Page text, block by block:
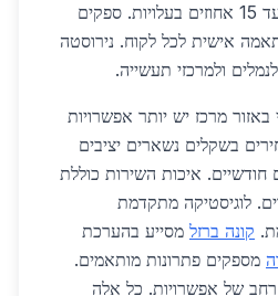
מרכז מוביל בחיסכון של עד 15 אחוזים בעלויות. ספקים
אישית לכל לקוח. נירוסטה
ולמרכזי תעשייה.
מרכז יש יותר אפשרויות
בשקלים נשארים יציבים
איכות השירות כוללת
לוגיסטיקה מתקדמת
קונה ברזל מסייע בהערכת
מספקים פתרונות מותאמים.
רחב של אפשרויות. כל אלה